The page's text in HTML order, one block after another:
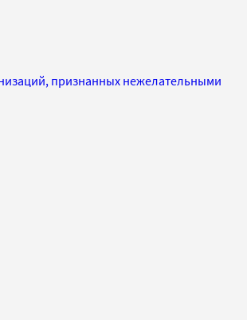
признанных нежелательными